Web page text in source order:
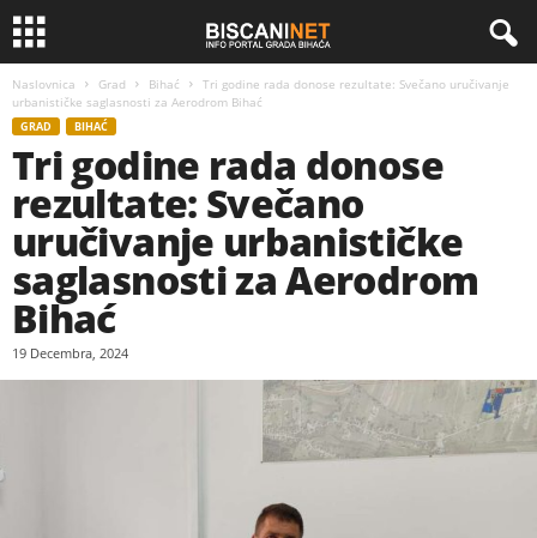
Naslovnica Grad Bihać
Tri godine rada donose rezultate: Svečano uručivanje
urbanističke saglasnosti za Aerodrom Bihać
GRAD BIHAĆ
Tri godine rada donose
rezultate: Svečano
uručivanje urbanističke
saglasnosti za Aerodrom
Bihać
19 Decembra, 2024